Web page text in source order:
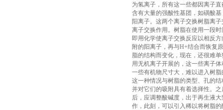
为氢离子，所有这一些都因离子
含有大量的强酸性基团，如磺酸
阳离子。这两个离子交换树脂离
离子交换作用。树脂在使用一段
即用化学使离子交换反应以相反
附的阳离子，再与H+结合而恢复
脂的结构而变化，现在，还很难
用无机离子开展的，这一些离子
一些有机物尺寸大，难以进入树
这一种情况与树脂的类型、孔的
并对它们的吸附具有着选择性。
后，应调整酸碱度，出于再生液
作，此刻，可以引入稀以将树脂